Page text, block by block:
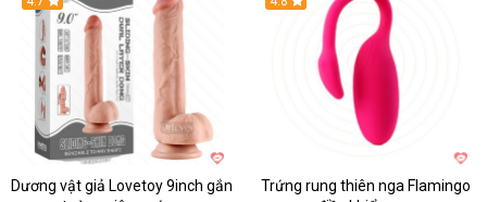
Dương vật giả Lovetoy 9inch gắn
Trứng rung thiên nga Flamingo